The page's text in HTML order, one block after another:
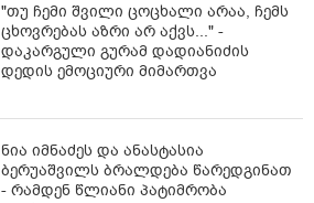
"თუ ჩემი შვილი ცოცხალი არაა, ჩემს
ცხოვრებას აზრი არ აქვს..." -
დაკარგული გურამ დადიანიძის
დედის ემოციური მიმართვა
ნია იმნაძეს და ანასტასია
ბერუაშვილს ბრალდება წარედგინათ
- რამდენ წლიანი პატიმრობა